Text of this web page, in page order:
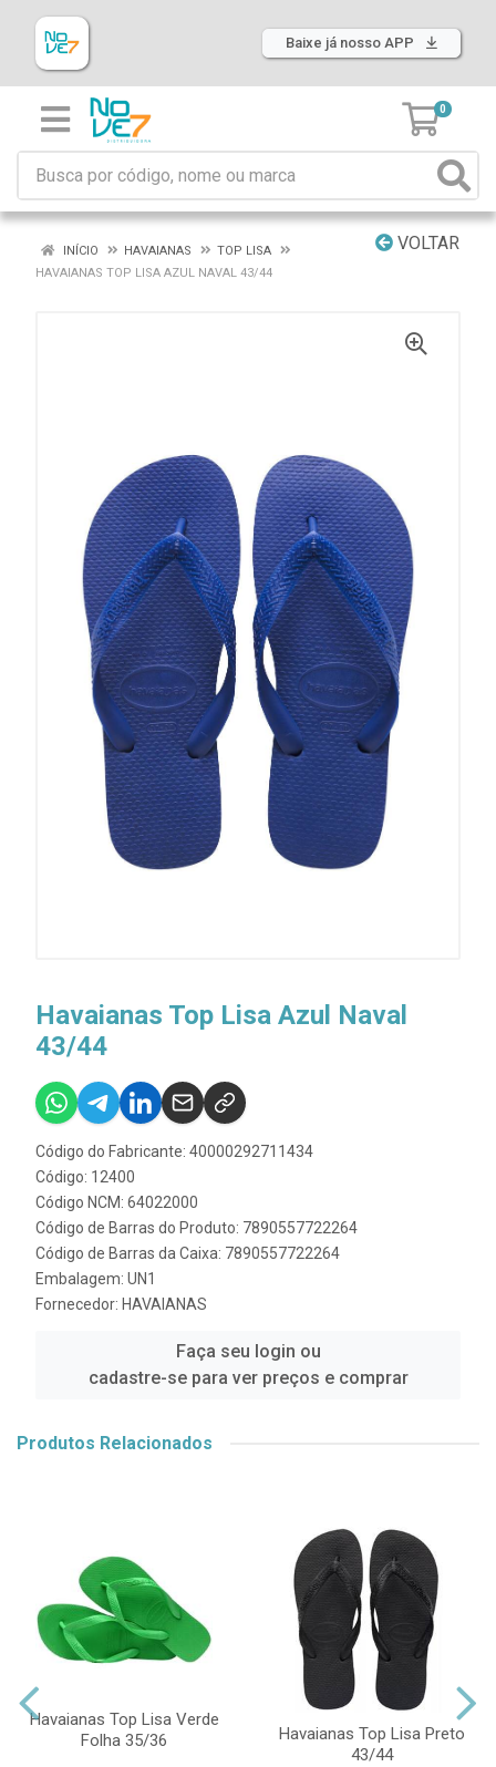
Baixe já nosso APP
0
VOLTAR
INÍCIO HAVAIANAS
TOP LISA
HAVAIANAS TOP LISA AZUL NAVAL 43/44
Havaianas Top Lisa Azul Naval
43/44
Código do Fabricante: 40000292711434
Código: 12400
Código NCM: 64022000
Código de Barras do Produto: 7890557722264
Código de Barras da Caixa: 7890557722264
Embalagem: UN1
Fornecedor: HAVAIANAS
Faça seu login ou
cadastre-se para ver preços e comprar
Produtos Relacionados
Havaianas Top Lisa Verde
Folha 35/36
Havaianas Top Lisa Preto
43/44